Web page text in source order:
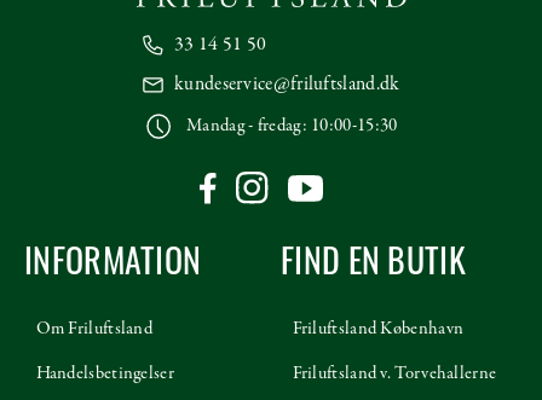
33 14 51 50
kundeservice@friluftsland.dk
Mandag - fredag: 10:00-15:30
INFORMATION
Om Friluftsland
Handelsbetingelser
FIND EN BUTIK
Friluftsland København
Friluftsland v. Torvehallerne